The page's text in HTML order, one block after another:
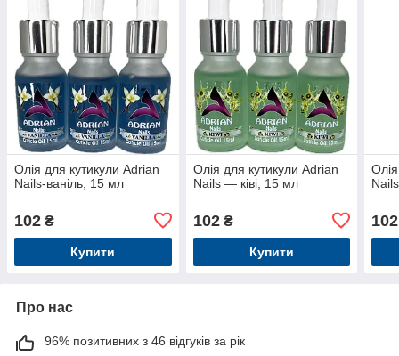
Олія для кутикули Adrian
Nails-ваніль, 15 мл
102 ₴
Купити
Олія для кутикули Adrian
Nails — ківі, 15 мл
102₴
Купити
102
Про нас
96% позитивних з 46 відгуків за рік